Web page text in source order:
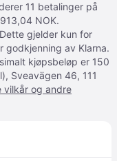
11 betalinger på
NOK.
gjelder kun for
godkjenning av Klarna.
kjøpsbeløp er 150
Sveavägen 46, 111
vilkår og andre